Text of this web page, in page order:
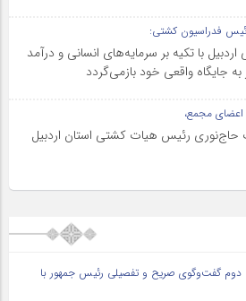
فدراسیون کشتی:
با تکیه بر سرمایه‌های انسانی و درآمد
به جایگاه واقعی خود بازمی‌گردد
اعضای مجمع،
حاج‌نوری رئیس هیات کشتی استان اردبیل
گفت‌وگوی صریح و تفصیلی رئیس جمهور با